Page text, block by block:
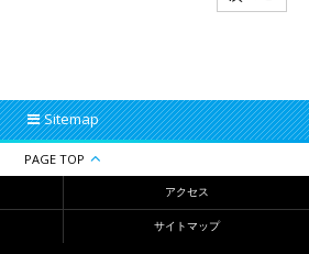
Sitemap
PAGE TOP
アクセス
サイトマップ